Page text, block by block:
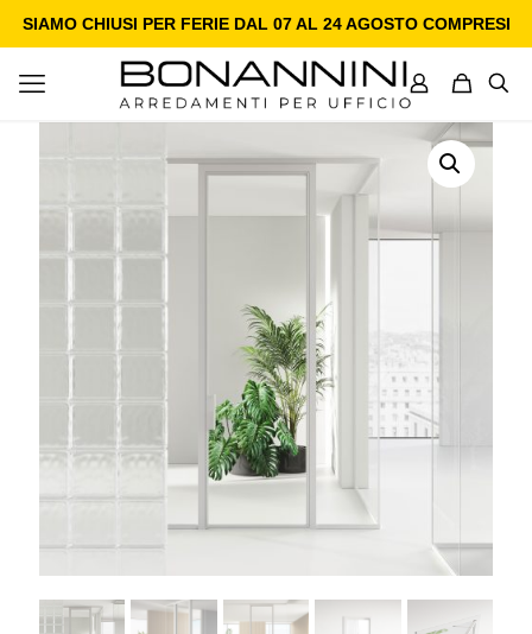
SIAMO CHIUSI PER FERIE DAL 07 AL 24 AGOSTO COMPRESI